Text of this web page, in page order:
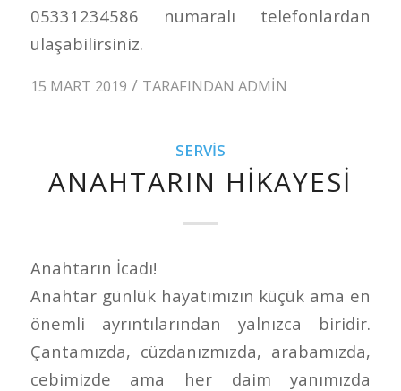
05331234586 numaralı telefonlardan
ulaşabilirsiniz.
15 MART 2019 / TARAFINDAN ADMIN
SERVIS
ANAHTARIN HIKAYESI
Anahtarın İcadı!
Anahtar günlük hayatımızın küçük ama en
önemli ayrıntılarından yalnızca biridir.
Çantamızda, cüzdanızmızda, arabamızda,
cebimizde ama her daim yanımızda